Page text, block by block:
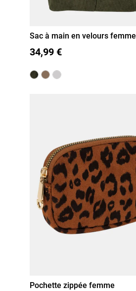
T U
Sac à main en velours femme
34,99 €
Pochette zippée femme